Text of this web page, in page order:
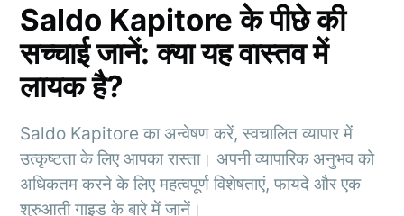
Saldo Kapitore के पीछे की
सच्चाई जानें: क्या यह वास्तव में
लायक है?
Saldo Kapitore का अन्वेषण करें, स्वचालित व्यापार में
उत्कृष्टता के लिए आपका रास्ता। अपनी व्यापारिक अनुभव को
अधिकतम करने के लिए महत्वपूर्ण विशेषताएं, फायदे और एक
शुरुआती गाइड के बारे में जानें।